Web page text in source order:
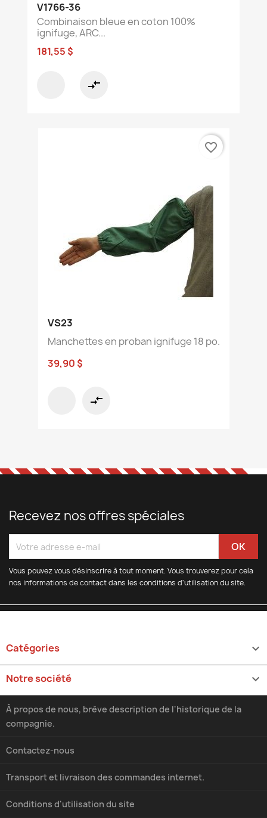
V1766-36
Combinaison bleue en coton 100%
ignifuge, ARC...
181,55 $
compare_arrows
VS23
Manchettes en proban ignifuge 18 po.
39,90 $
compare_arrows
favorite_border
Recevez nos offres spéciales
Vous pouvez vous désinscrire à tout moment. Vous trouverez pour cela
nos informations de contact dans les conditions d'utilisation du site.
Catégories 
Notre société 
Transport et livraison des commandes internet.
Conditions d'utilisation du site
À propos de nous, brève description de l'historique de la
compagnie.
Contactez-nous